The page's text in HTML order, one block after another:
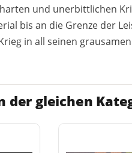
und unerbittlichen
bis an die Grenze der
in all seinen
der gleichen